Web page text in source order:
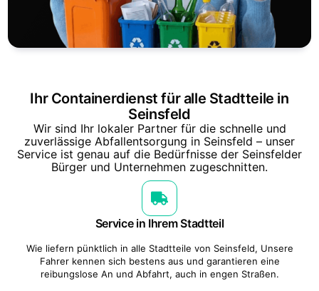
Ihr Containerdienst für alle Stadtteile in
Seinsfeld
Wir sind Ihr lokaler Partner für die schnelle und
zuverlässige Abfallentsorgung in Seinsfeld – unser
Service ist genau auf die Bedürfnisse der Seinsfelder
Bürger und Unternehmen zugeschnitten.
Service in Ihrem Stadtteil
Wie liefern pünktlich in alle Stadtteile von Seinsfeld, Unsere
Fahrer kennen sich bestens aus und garantieren eine
reibungslose An und Abfahrt, auch in engen Straßen.